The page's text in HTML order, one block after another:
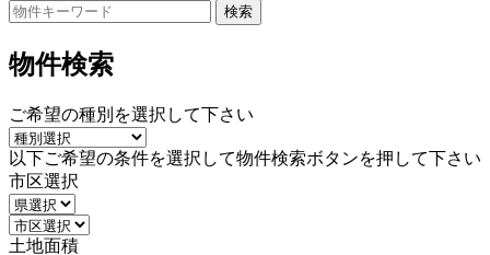
検
物件検索
ご希望の種別を選択して下さい
以下ご希望の条件を選択して物件検索ボタンを押して下さい
市区選択
土地面積